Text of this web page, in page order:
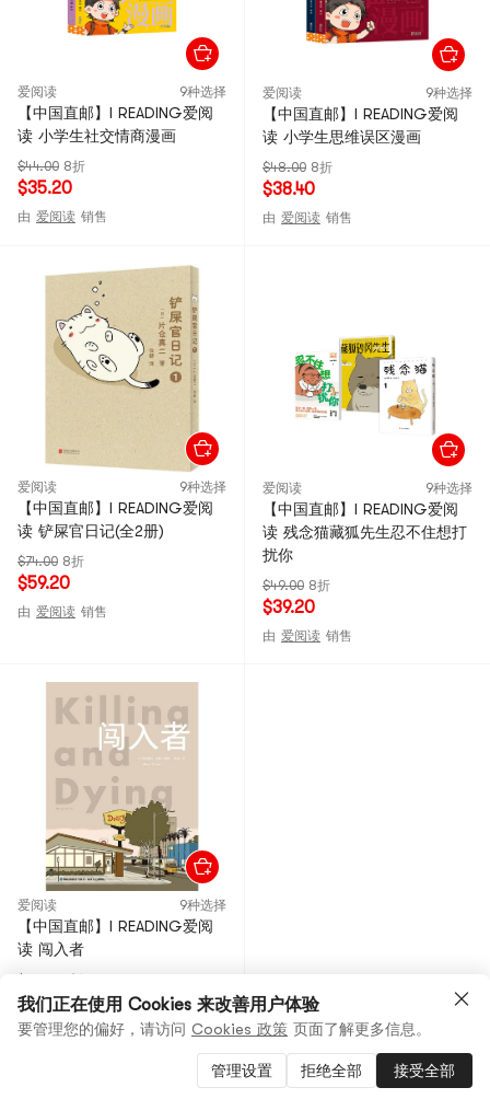
爱阅读 9种选择
【中国直邮】I READING爱阅
读 小学生社交情商漫画
$44.00 8折
$35.20
由 爱阅读 销售
爱阅读 9种选择
【中国直邮】I READING爱阅
读 小学生思维误区漫画
$48.00 8折
$38.40
由 爱阅读 销售
爱阅读 9种选择
【中国直邮】I READING爱阅
读 铲屎官日记(全2册)
$74.00 8折
$59.20
由 爱阅读 销售
爱阅读 9种选择
【中国直邮】I READING爱阅
读 残念猫藏狐先生忍不住想打
扰你
$49.00 8折
$39.20
由 爱阅读 销售
爱阅读 9种选择
【中国直邮】I READING爱阅
读 闯入者
$48.80
由 爱阅读 销售
End
我们正在使用 Cookies 来改善用户体验
要管理您的偏好，请访问 Cookies 政策 页面了解更多信息。
管理设置 拒绝全部 接受全部